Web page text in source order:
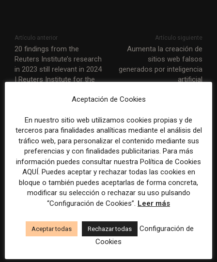
Artículo anterior
20 findings from the
Reuters Institute’s research
in 2023 still relevant in 2024
| Reuters Institute for the
Artículo siguiente
Aumenta la creación de
sitios web falsos
generados por inteligencia
artificial
ARTÍCULOS RELACIONADOS
El gran problema
tecnológico de los medios ya
no es la falta de
herramientas, sino su
desconexión
WAN-IFRA reúne las
medios ante la IA, la pérdida
de ingresos y los cambios de
consumo
Aceptación de Cookies
En nuestro sitio web utilizamos cookies propias y de
terceros para finalidades analíticas mediante el análisis del
tráfico web, para personalizar el contenido mediante sus
preferencias y con finalidades publicitarias. Para más
información puedes consultar nuestra Política de Cookies
AQUÍ. Puedes aceptar y rechazar todas las cookies en
bloque o también puedes aceptarlas de forma concreta,
modificar su selección o rechazar su uso pulsando
“Configuración de Cookies”. Leer más
Aceptar todas Rechazar todas
Configuración de
Cookies